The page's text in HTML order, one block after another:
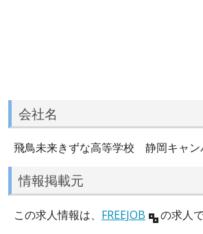
会社名
飛鳥未来きずな高等学校 静岡キャン
情報掲載元
この求人情報は、 FREEJOB の求人で